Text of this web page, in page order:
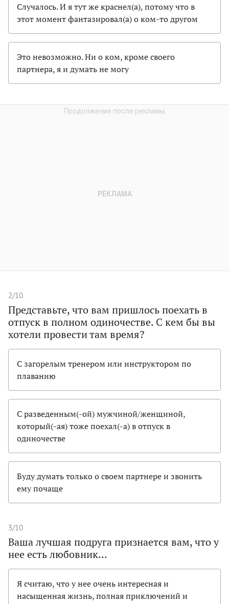
Случалось. И я тут же краснел(а), потому что в
этот момент фантазировал(а) о ком-то другом
Это невозможно. Ни о ком, кроме своего
партнера, я и думать не могу
2/10
Представьте, что вам пришлось поехать в
отпуск в полном одиночестве. С кем бы вы
хотели провести там время?
С загорелым тренером или инструктором по
плаванию
С разведенным(-ой) мужчиной/женщиной,
который(-ая) тоже поехал(-а) в отпуск в
одиночестве
Буду думать только о своем партнере и звонить
ему почаще
3/10
Ваша лучшая подруга признается вам, что у
нее есть любовник…
Я считаю, что у нее очень интересная и
насыщенная жизнь, полная приключений и